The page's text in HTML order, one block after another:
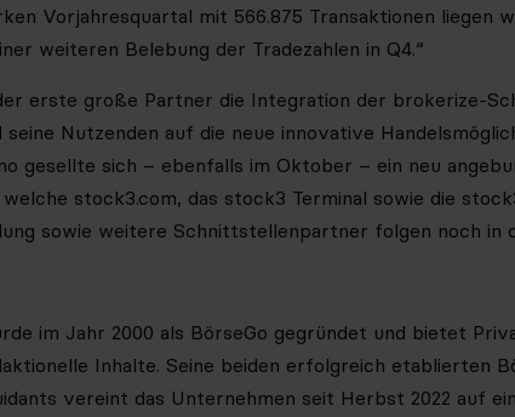
Vorjahresquartal mit 566.875 Transaktionen liegen
weiteren Belebung der Tradezahlen in Q4.“
erste große Partner die Integration der brokerize-
Nutzenden auf die neue innovative
gesellte sich – ebenfalls im Oktober – ein neu
stock3.com, das stock3 Terminal sowie die
sowie weitere Schnittstellenpartner folgen noch in
im Jahr 2000 als BörseGo gegründet und bietet
Inhalte. Seine beiden erfolgreich etablierten
vereint das Unternehmen seit Herbst 2022 auf